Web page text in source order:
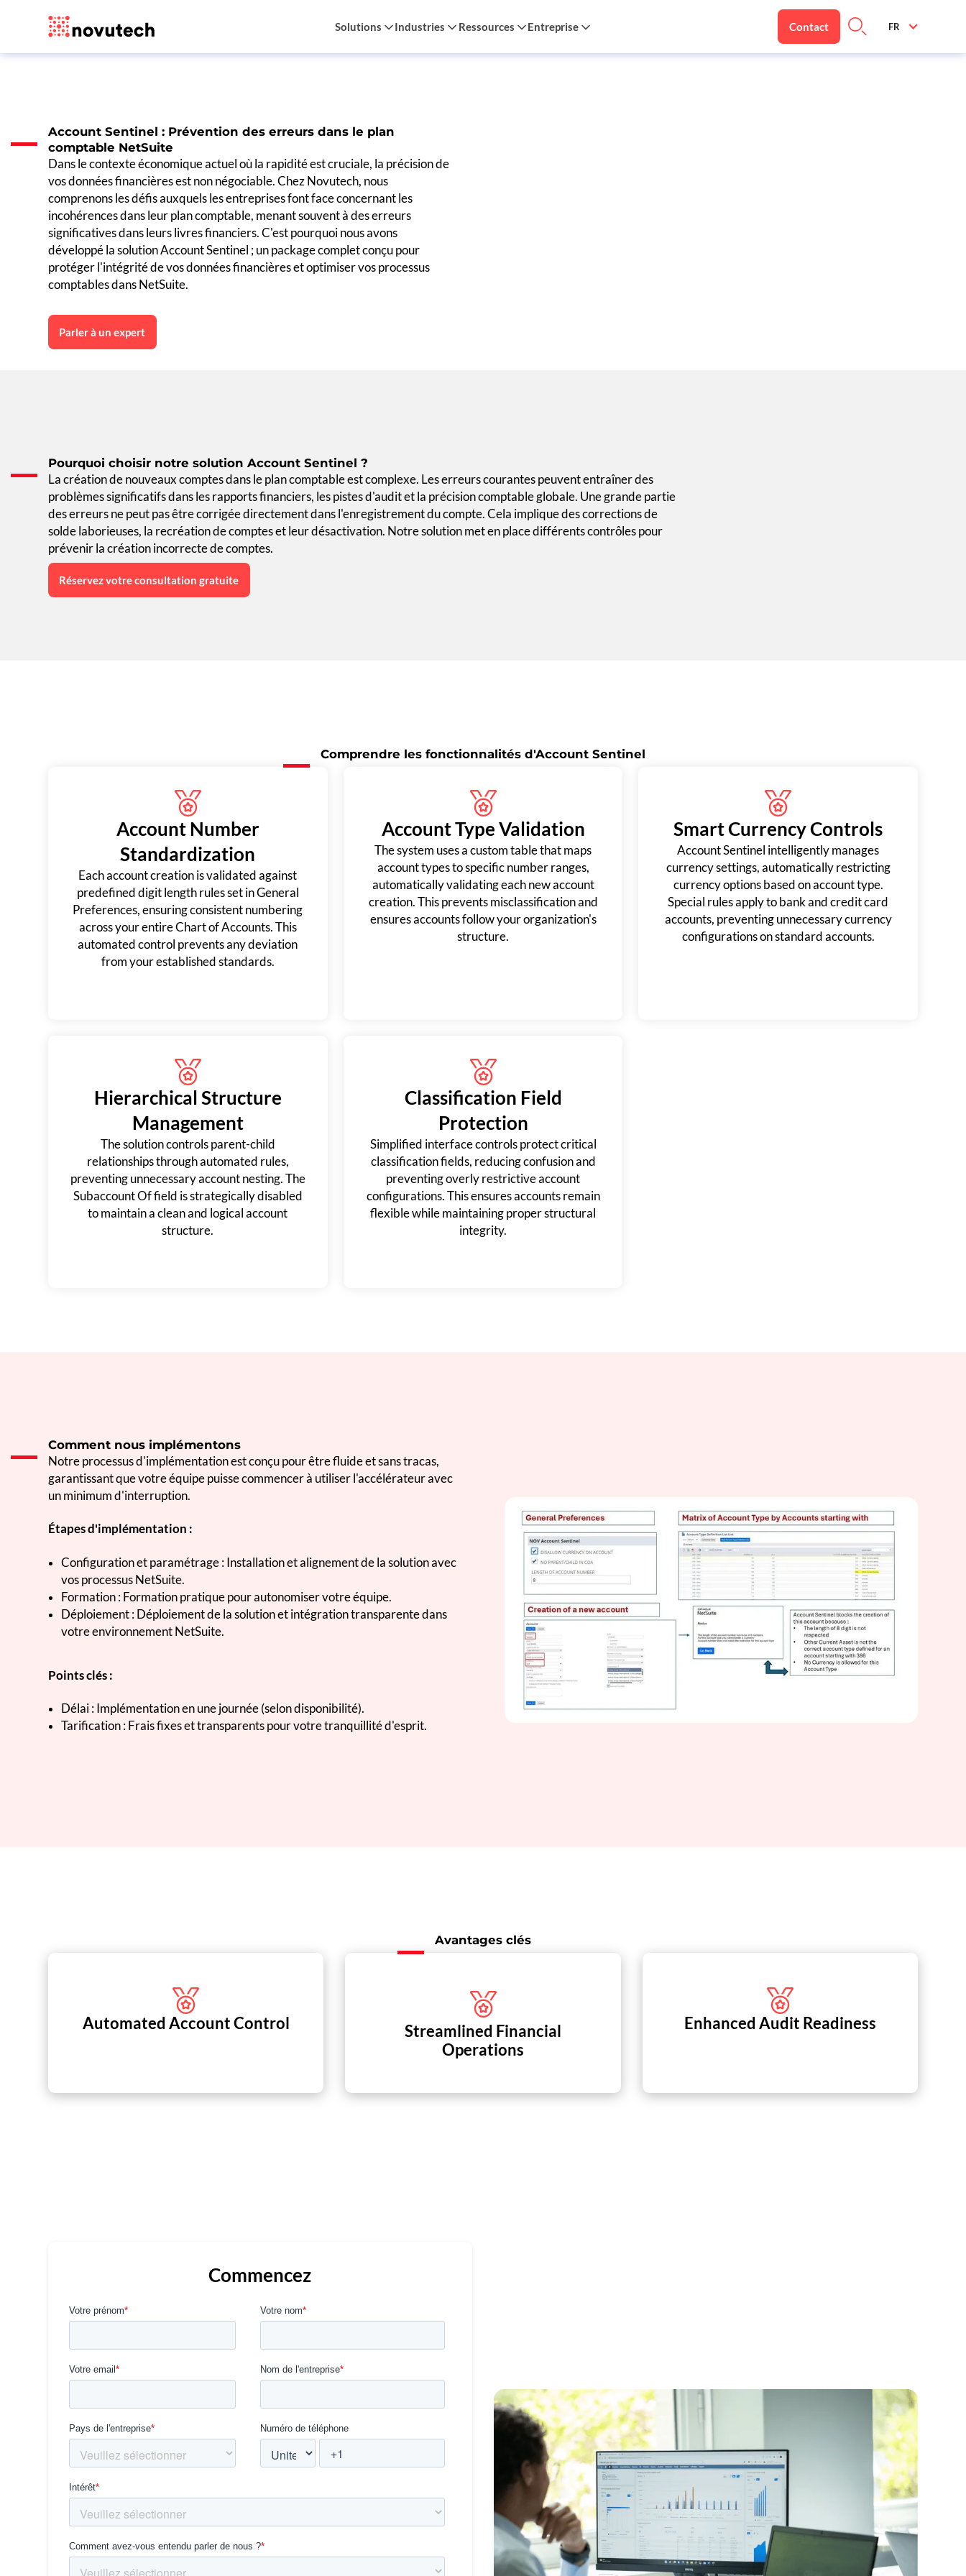
Solutions Industries Ressources Entreprise Contact FR
Account Sentinel : Prévention des erreurs dans le plan
comptable NetSuite
Dans le contexte économique actuel où la rapidité est cruciale, la précision de
vos données financières est non négociable. Chez Novutech, nous
comprenons les défis auxquels les entreprises font face concernant les
incohérences dans leur plan comptable, menant souvent à des erreurs
significatives dans leurs livres financiers. C'est pourquoi nous avons
développé la solution Account Sentinel ; un package complet conçu pour
protéger l'intégrité de vos données financières et optimiser vos processus
comptables dans NetSuite.
Parler à un expert
Pourquoi choisir notre solution Account Sentinel ?
La création de nouveaux comptes dans le plan comptable est complexe. Les erreurs courantes peuvent entraîner des
problèmes significatifs dans les rapports financiers, les pistes d'audit et la précision comptable globale. Une grande partie
des erreurs ne peut pas être corrigée directement dans l'enregistrement du compte. Cela implique des corrections de
solde laborieuses, la recréation de comptes et leur désactivation. Notre solution met en place différents contrôles pour
prévenir la création incorrecte de comptes.
Réservez votre consultation gratuite
Comprendre les fonctionnalités d'Account Sentinel
Account Number
Standardization
Each account creation is validated against
predefined digit length rules set in General
Preferences, ensuring consistent numbering
across your entire Chart of Accounts. This
automated control prevents any deviation
from your established standards.
Account Type Validation
The system uses a custom table that maps
account types to specific number ranges,
automatically validating each new account
creation. This prevents misclassification and
ensures accounts follow your organization's
structure.
Smart Currency Controls
Account Sentinel intelligently manages
currency settings, automatically restricting
currency options based on account type.
Special rules apply to bank and credit card
accounts, preventing unnecessary currency
configurations on standard accounts.
Hierarchical Structure
Management
The solution controls parent-child
relationships through automated rules,
preventing unnecessary account nesting. The
Subaccount Of field is strategically disabled
to maintain a clean and logical account
structure.
Classification Field
Protection
Simplified interface controls protect critical
classification fields, reducing confusion and
preventing overly restrictive account
configurations. This ensures accounts remain
flexible while maintaining proper structural
integrity.
Comment nous implémentons
Notre processus d'implémentation est conçu pour être fluide et sans tracas,
garantissant que votre équipe puisse commencer à utiliser l'accélérateur avec
un minimum d'interruption.
Étapes d'implémentation :
Configuration et paramétrage : Installation et alignement de la solution avec
vos processus NetSuite.
Formation : Formation pratique pour autonomiser votre équipe.
Déploiement : Déploiement de la solution et intégration transparente dans
votre environnement NetSuite.
Points clés :
Délai : Implémentation en une journée (selon disponibilité).
Tarification : Frais fixes et transparents pour votre tranquillité d'esprit.
Avantages clés
Automated Account Control
Streamlined Financial
Operations
Enhanced Audit Readiness
Commencez